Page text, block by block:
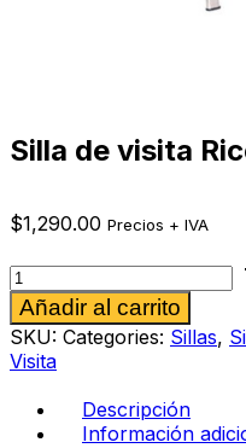
Silla de visita
$1,290.00 Precios + IVA
Silla
de
visita
Ricordo
cr
Gris
Añadir al carrito
SKU: Categories: Sillas,
Visita
Descripción
Información